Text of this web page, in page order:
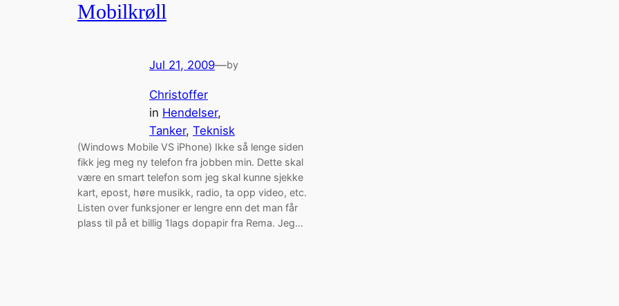
Mobilkrøll
Jul 21, 2009—by
Christoffer
in Hendelser
Tanker, Teknisk
(Windows Mobile VS iPhone) Ikke så lenge siden
fikk jeg meg ny telefon fra jobben min. Dette skal
være en smart telefon som jeg skal kunne sjekke
kart, epost, høre musikk, radio, ta opp video, etc.
Listen over funksjoner er lengre enn det man får
plass til på et billig 1lags dopapir fra Rema. Jeg…